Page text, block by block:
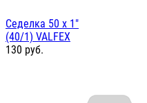
Седелка 50 х 1"
(40/1) VALFEX
130 руб.